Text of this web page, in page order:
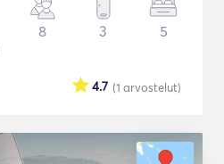
8 3 5
(1 arvostelut)
4.7